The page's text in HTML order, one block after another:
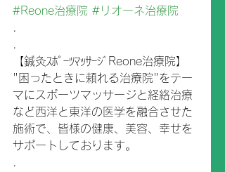
#Reone治療院 #リオーネ治療院
【鍼灸ｽﾎﾟｰﾂﾏｯｻｰｼﾞReone治療院】
"困ったときに頼れる治療院"をテー
マにスポーツマッサージと経絡治療
など西洋と東洋の医学を融合させた
施術で、皆様の健康、美容、幸せを
サポートしております。